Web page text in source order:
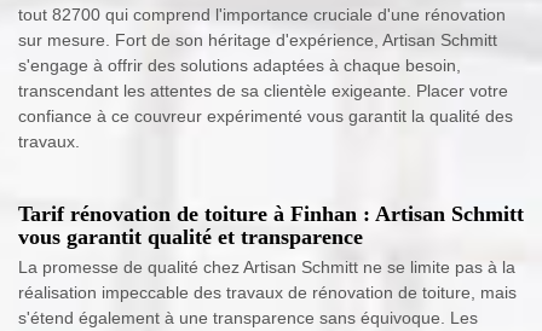
tout 82700 qui comprend l'importance cruciale d'une rénovation
sur mesure. Fort de son héritage d'expérience, Artisan Schmitt
s'engage à offrir des solutions adaptées à chaque besoin,
transcendant les attentes de sa clientèle exigeante. Placer votre
confiance à ce couvreur expérimenté vous garantit la qualité des
travaux.
Tarif rénovation de toiture à Finhan : Artisan Schmitt
vous garantit qualité et transparence
La promesse de qualité chez Artisan Schmitt ne se limite pas à la
réalisation impeccable des travaux de rénovation de toiture, mais
s'étend également à une transparence sans équivoque. Les